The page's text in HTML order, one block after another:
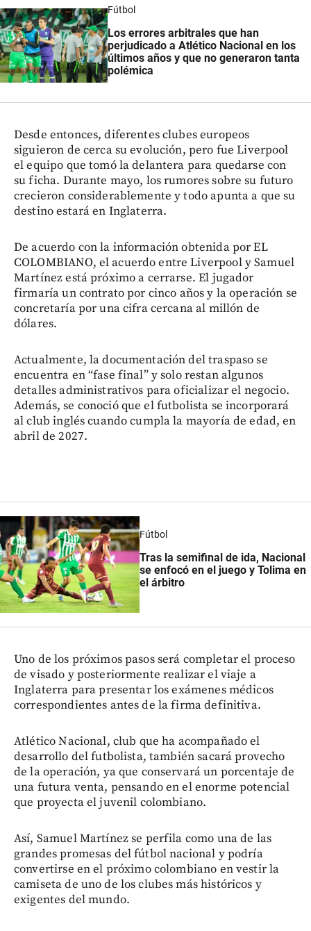
Fútbol
Los errores arbitrales que han
perjudicado a Atlético Nacional en los
últimos años y que no generaron tanta
polémica
Desde entonces, diferentes clubes europeos
siguieron de cerca su evolución, pero fue Liverpool
el equipo que tomó la delantera para quedarse con
su ficha. Durante mayo, los rumores sobre su futuro
crecieron considerablemente y todo apunta a que su
destino estará en Inglaterra.
De acuerdo con la información obtenida por EL
COLOMBIANO, el acuerdo entre Liverpool y Samuel
Martínez está próximo a cerrarse. El jugador
firmaría un contrato por cinco años y la operación se
concretaría por una cifra cercana al millón de
dólares.
Actualmente, la documentación del traspaso se
encuentra en “fase final” y solo restan algunos
detalles administrativos para oficializar el negocio.
Además, se conoció que el futbolista se incorporará
al club inglés cuando cumpla la mayoría de edad, en
abril de 2027.
Fútbol
Tras la semifinal de ida, Nacional
se enfocó en el juego y Tolima en
el árbitro
Uno de los próximos pasos será completar el proceso
de visado y posteriormente realizar el viaje a
Inglaterra para presentar los exámenes médicos
correspondientes antes de la firma definitiva.
Atlético Nacional, club que ha acompañado el
desarrollo del futbolista, también sacará provecho
de la operación, ya que conservará un porcentaje de
una futura venta, pensando en el enorme potencial
que proyecta el juvenil colombiano.
Así, Samuel Martínez se perfila como una de las
grandes promesas del fútbol nacional y podría
convertirse en el próximo colombiano en vestir la
camiseta de uno de los clubes más históricos y
exigentes del mundo.